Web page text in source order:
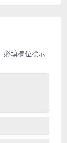
必填欄位標示